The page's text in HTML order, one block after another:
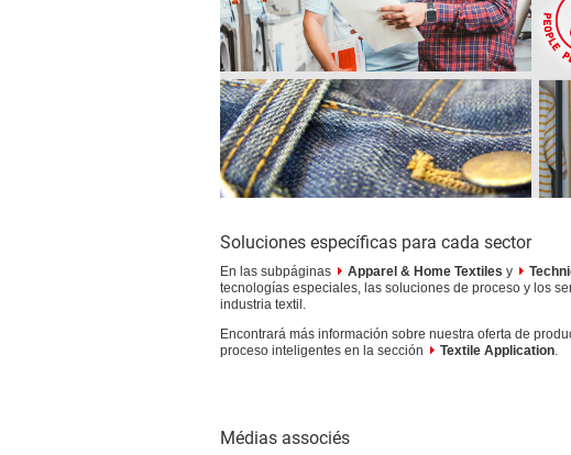
Soluciones específicas para cada sector
En las subpáginas Apparel & Home Textiles y
tecnologías especiales, las soluciones de proceso y los
industria textil.
Encontrará más información sobre nuestra oferta de
proceso inteligentes en la sección
Textile Application.
Médias associés